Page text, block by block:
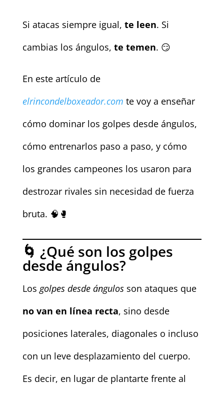
Si atacas siempre igual, te leen. Si
cambias los ángulos, te temen. 😏
En este artículo de
elrincondelboxeador.com te voy a enseñar
cómo dominar los golpes desde ángulos,
cómo entrenarlos paso a paso, y cómo
los grandes campeones los usaron para
destrozar rivales sin necesidad de fuerza
bruta. 🧠🥊
🌀 ¿Qué son los golpes
desde ángulos?
Los golpes desde ángulosson ataques que
no van en línea recta, sino desde
posiciones laterales, diagonales o incluso
con un leve desplazamiento del cuerpo.
Es decir, en lugar de plantarte frente al